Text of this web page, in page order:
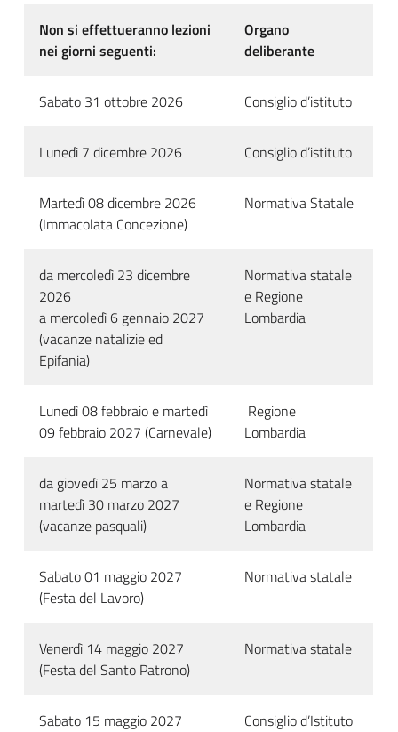
Non si effettueranno lezioni
nei giorni seguenti:
Organo
deliberante
Sabato 31 ottobre 2026 Consiglio d’istituto
Lunedì 7 dicembre 2026 Consiglio d’istituto
Martedì 08 dicembre 2026
(Immacolata Concezione)
Normativa Statale
da mercoledì 23 dicembre
2026
a mercoledì 6 gennaio 2027
(vacanze natalizie ed
Epifania)
Normativa statale
e Regione
Lombardia
Lunedì 08 febbraio e martedì
09 febbraio 2027 (Carnevale)
Regione
Lombardia
da giovedì 25 marzo a
martedì 30 marzo 2027
(vacanze pasquali)
Normativa statale
e Regione
Lombardia
Sabato 01 maggio 2027
(Festa del Lavoro)
Normativa statale
Venerdì 14 maggio 2027
(Festa del Santo Patrono)
Normativa statale
Sabato 15 maggio 2027 Consiglio d’Istituto